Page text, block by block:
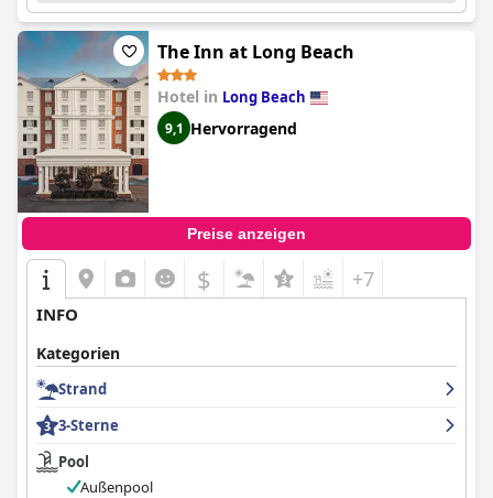
The Inn at Long Beach
Hotel in Long Beach
9,1 Hervorragend
Preise anzeigen
$ +7
INFO
Kategorien
Strand
3-Sterne
Pool
Außenpool